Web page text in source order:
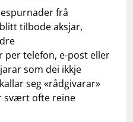
frå
tilbode aksjar,
per telefon, e-post eller
som dei ikkje
seg «rådgivarar»
svært ofte reine